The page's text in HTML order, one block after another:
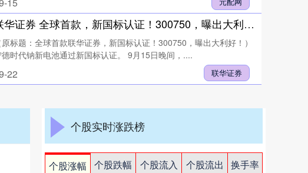
联华证券 全球首款，新国标认证！300750，曝出大利好！
联华证券
原标题：全球首款联华证券，新国标认证！300750，曝出大利好！）
时代钠新电池通过新国标认证。 9月15日晚间，....
22
个股实时涨跌榜
个股涨幅 个股跌幅 个股流入 个股流出
换手率